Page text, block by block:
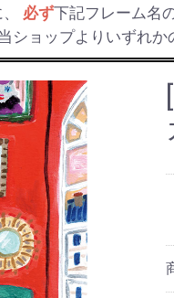
必ず下記フレーム名
ョップよりいずれか